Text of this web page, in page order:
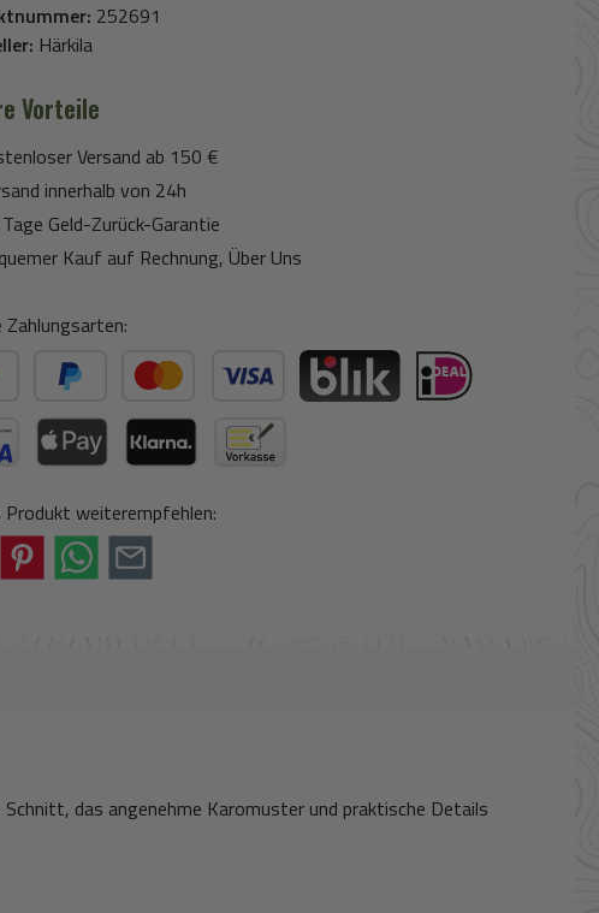
252691
Härkila
Vorteile
Versand ab 150 €
innerhalb von 24h
Geld-Zurück-Garantie
Kauf auf Rechnung, Über Uns
Zahlungsarten:
Später BezahlenKredit- oder Debitkarte
Produkt weiterempfehlen:
das angenehme Karomuster und praktische Details